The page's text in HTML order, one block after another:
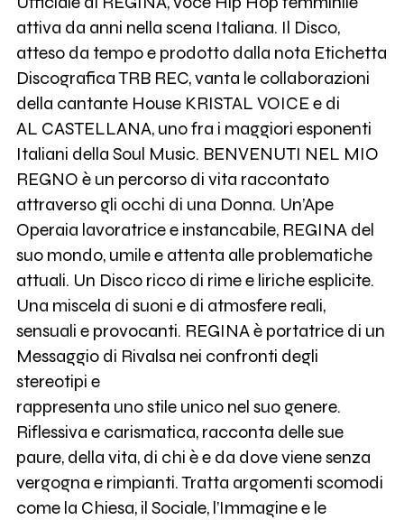
attiva da anni nella scena Italiana. Il Disco,
atteso da tempo e prodotto dalla nota Etichetta
Discografica TRB REC, vanta le collaborazioni
della cantante House KRISTAL VOICE e di
AL CASTELLANA, uno fra i maggiori esponenti
Italiani della Soul Music. BENVENUTI NEL MIO
REGNO è un percorso di vita raccontato
attraverso gli occhi di una Donna. Un’Ape
Operaia lavoratrice e instancabile, REGINA del
suo mondo, umile e attenta alle problematiche
attuali. Un Disco ricco di rime e liriche esplicite.
Una miscela di suoni e di atmosfere reali,
sensuali e provocanti. REGINA è portatrice di un
Messaggio di Rivalsa nei confronti degli
stereotipi e
rappresenta uno stile unico nel suo genere.
Riflessiva e carismatica, racconta delle sue
paure, della vita, di chi è e da dove viene senza
vergogna e rimpianti. Tratta argomenti scomodi
come la Chiesa, il Sociale, l’Immagine e le